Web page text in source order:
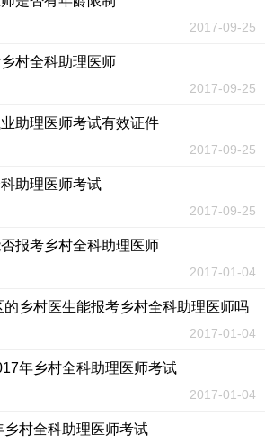
2017-09-25
村全科助理医师
2017-09-25
助理医师考试有效证件
2017-09-25
助理医师考试
2017-09-25
报考乡村全科助理医师
2017-01-04
乡村医生能报考乡村全科助理医师吗
2017-01-04
年乡村全科助理医师考试
2017-01-04
村全科助理医师考试